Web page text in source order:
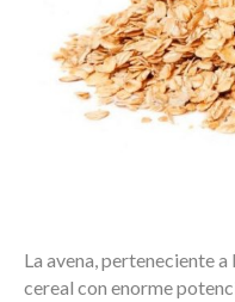
La avena, perteneciente a
cereal con enorme